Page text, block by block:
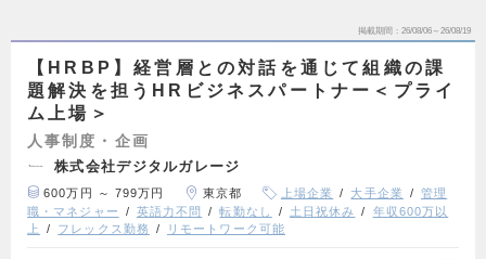
掲載期間 26/08/06～26/08/19
【HRBP】経営層との対話を通じて組織の課
題解決を担うHRビジネスパートナー＜プライ
ム上場＞
人事制度・企画
株式会社デジタルガレージ
600万円 ～ 799万円 東京都 上場企業 大手企業
管理
職・マネジャー
英語力不問 転勤なし 土日祝休み
年収600万以
上
フレックス勤務 リモートワーク可能